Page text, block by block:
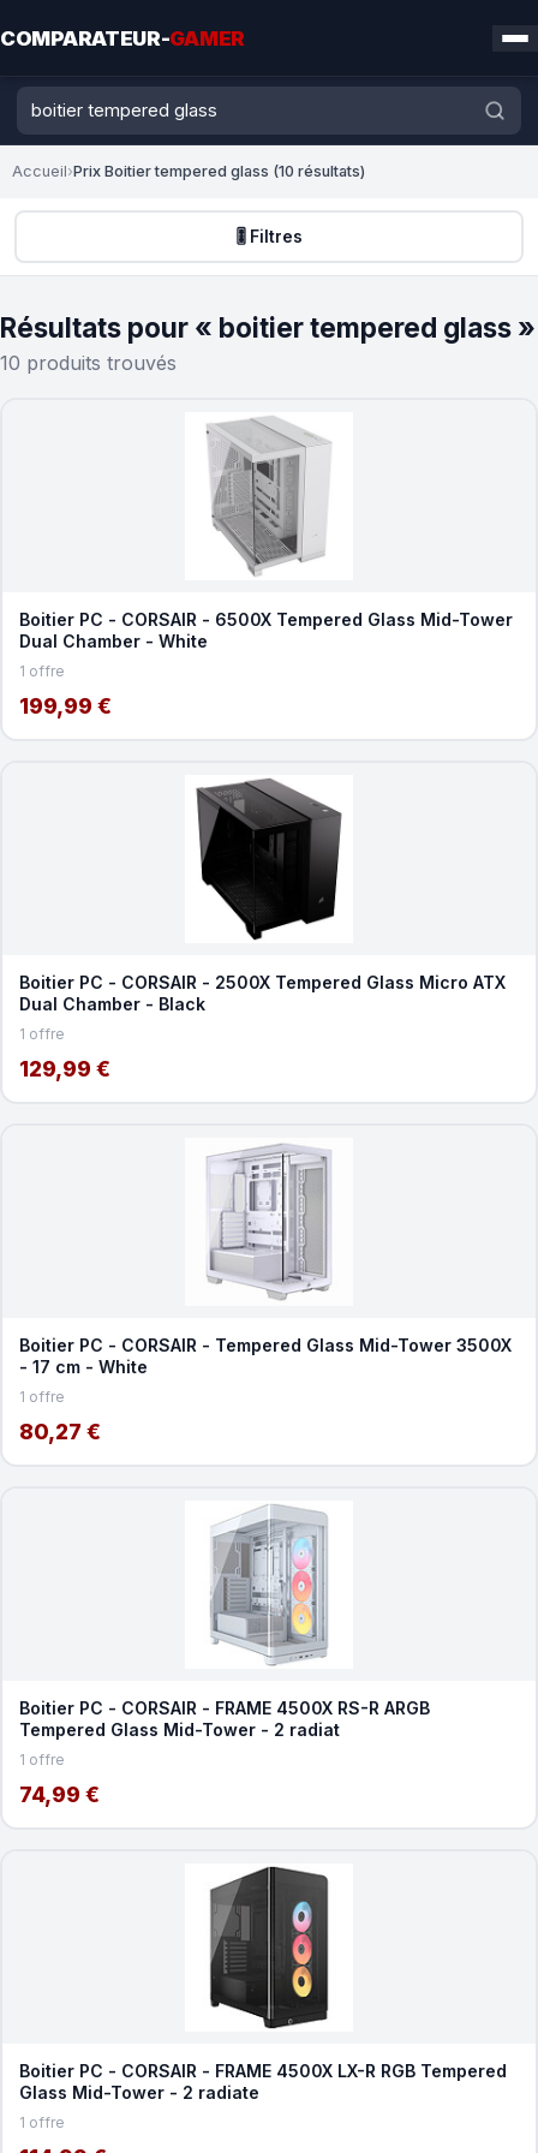
COMPARATEUR-GAMER
Accueil›Prix Boitier tempered glass (10 résultats)
🎚️ Filtres
Résultats pour « boitier tempered glass »
10 produits trouvés
Boitier PC - CORSAIR - 6500X Tempered Glass Mid-Tower
Dual Chamber - White
1 offre
199,99 €
Boitier PC - CORSAIR - 2500X Tempered Glass Micro ATX
Dual Chamber - Black
1 offre
129,99 €
Boitier PC - CORSAIR - Tempered Glass Mid-Tower 3500X
- 17 cm - White
1 offre
80,27 €
Boitier PC - CORSAIR - FRAME 4500X RS-R ARGB
Tempered Glass Mid-Tower - 2 radiat
1 offre
74,99 €
Boitier PC - CORSAIR - FRAME 4500X LX-R RGB Tempered
Glass Mid-Tower - 2 radiate
1 offre